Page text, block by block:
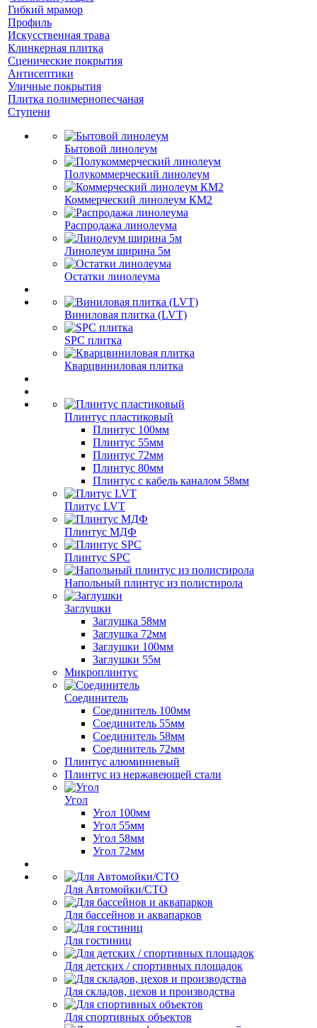
Гибкий мрамор
Профиль
Искусственная трава
Клинкерная плитка
Сценические покрытия
Антисептики
Уличные покрытия
Плитка полимернопесчаная
Ступени
Бытовой линолеум
Полукоммерческий линолеум
Коммерческий линолеум КМ2
Распродажа линолеума
Линолеум ширина 5м
Остатки линолеума
Виниловая плитка (LVT)
SPC плитка
Кварцвиниловая плитка
Плинтус пластиковый
Плинтус 100мм
Плинтус 55мм
Плинтус 72мм
Плинтус 80мм
Плинтус с кабель каналом 58мм
Плитус LVT
Плинтус МДФ
Плинтус SPC
Напольный плинтус из полистирола
Заглушки
Заглушка 58мм
Заглушка 72мм
Заглушки 100мм
Заглушки 55м
Микроплинтус
Соединитель
Соединитель 100мм
Соединитель 55мм
Соединитель 58мм
Соединитель 72мм
Плинтус алюминиевый
Плинтус из нержавеющей стали
Угол
Угол 100мм
Угол 55мм
Угол 58мм
Угол 72мм
Для Автомойки/СТО
Для бассейнов и аквапарков
Для гостиниц
Для детских / спортивных площадок
Для складов, цехов и производства
Для спортивных объектов